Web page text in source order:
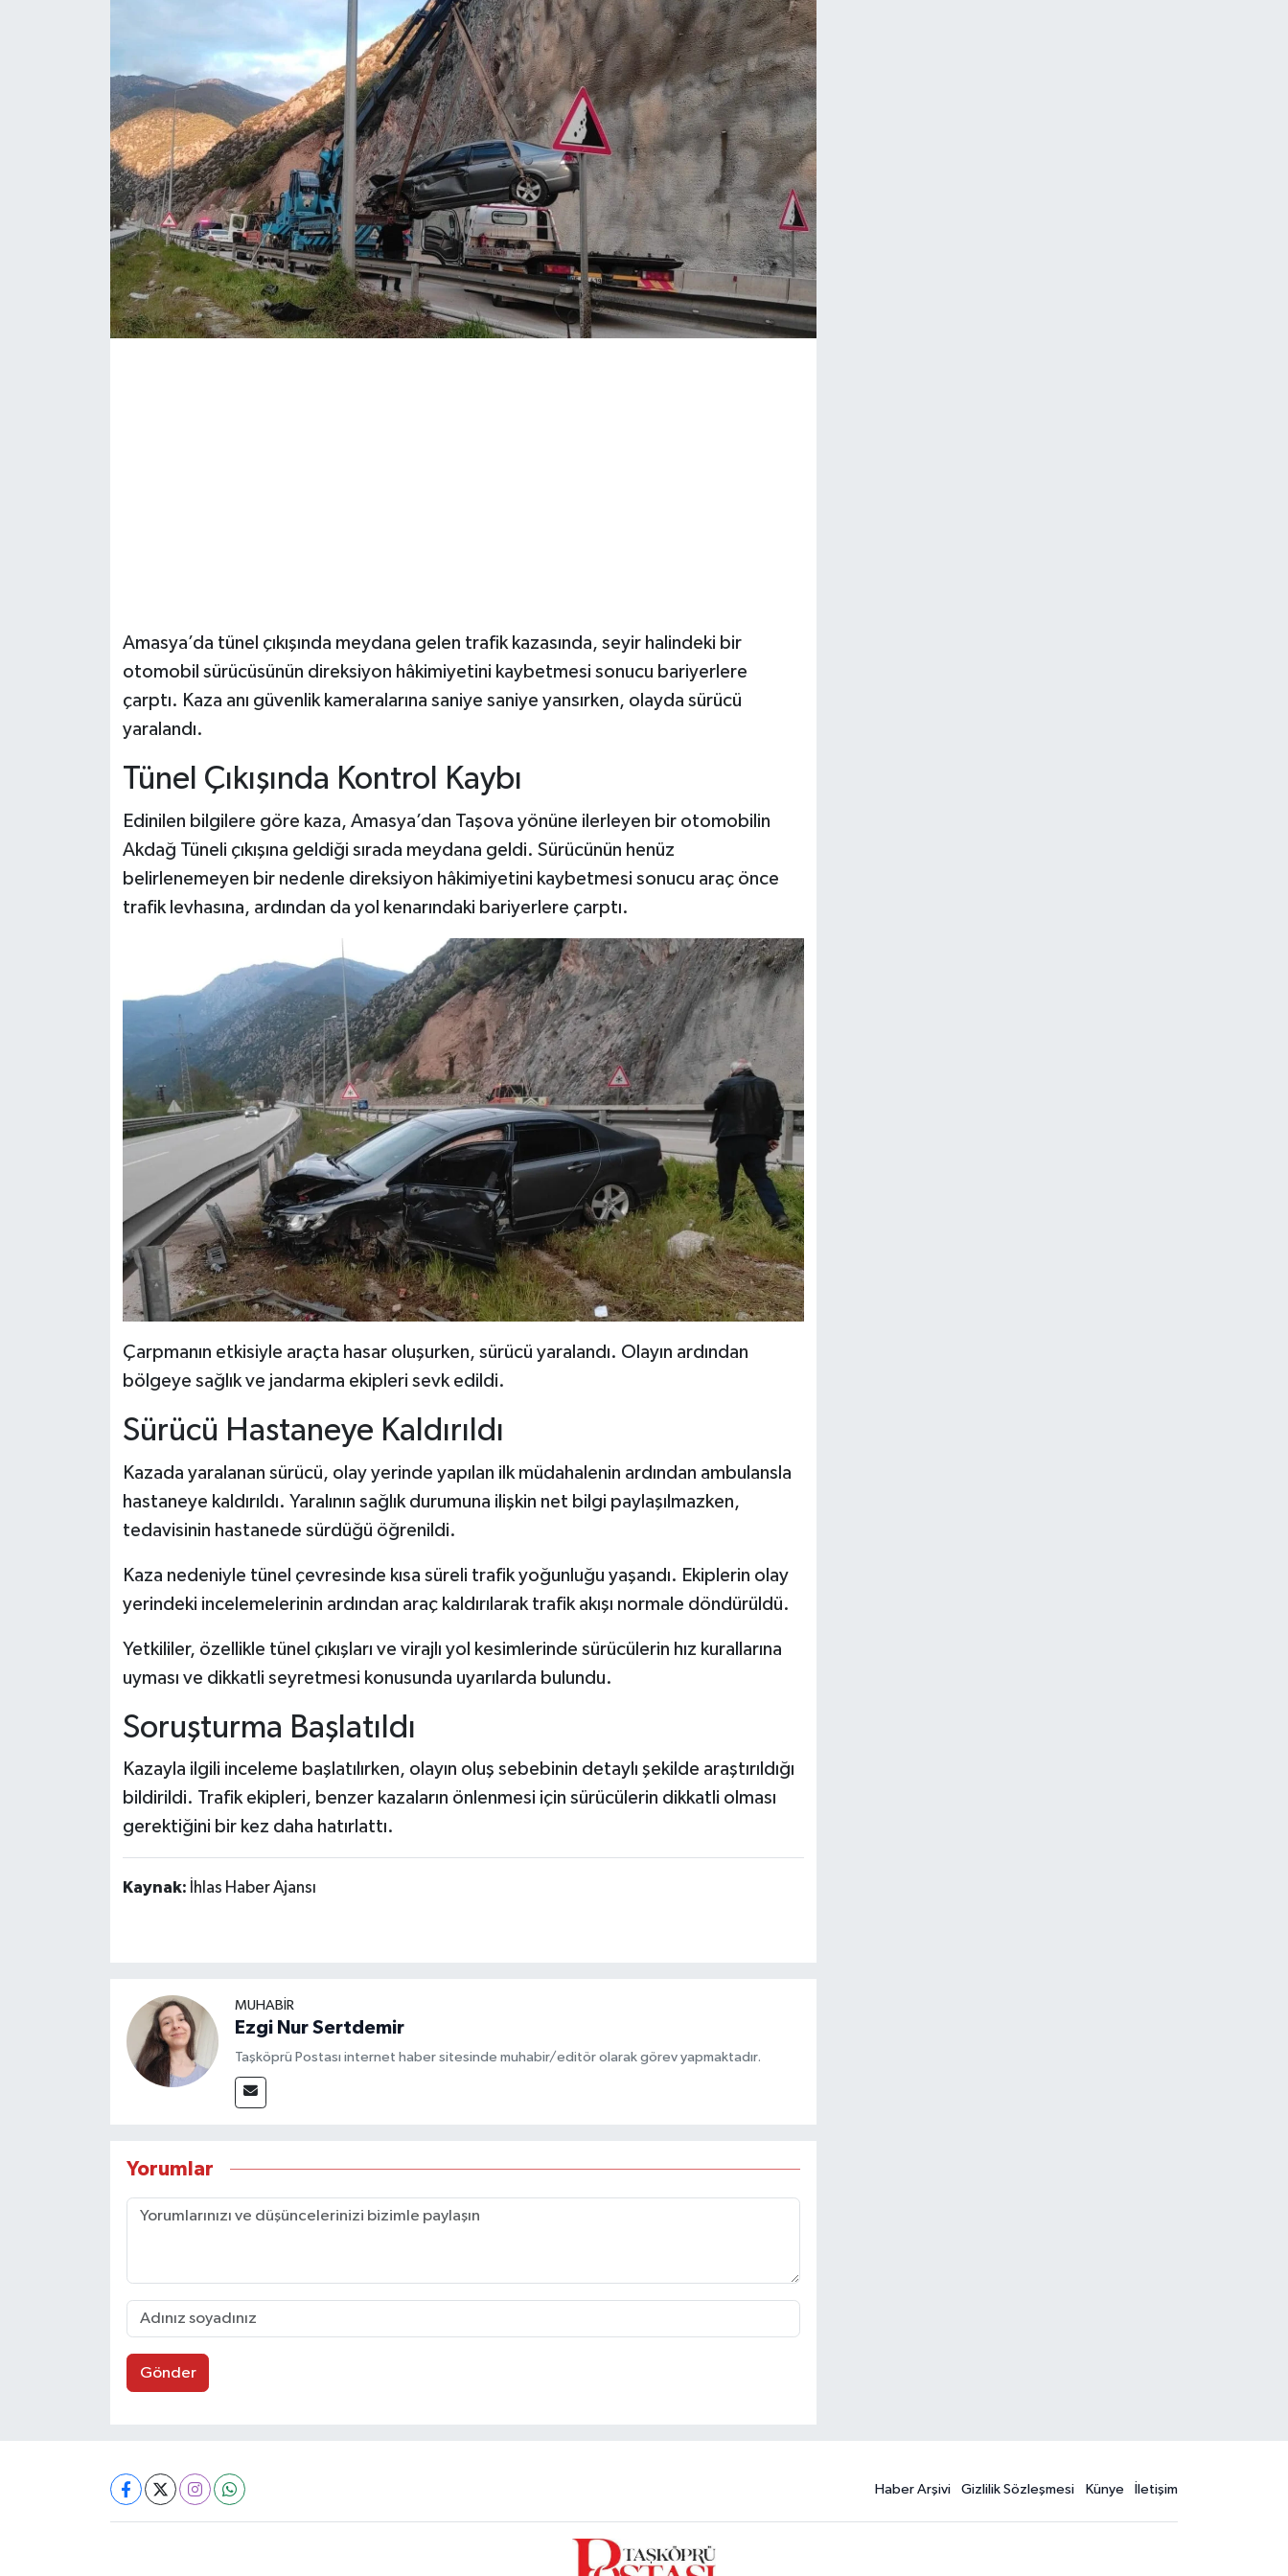
Amasya’da tünel çıkışında meydana gelen trafik kazasında, seyir halindeki bir
otomobil sürücüsünün direksiyon hâkimiyetini kaybetmesi sonucu bariyerlere
çarptı. Kaza anı güvenlik kameralarına saniye saniye yansırken, olayda sürücü
yaralandı.
Tünel Çıkışında Kontrol Kaybı
Edinilen bilgilere göre kaza, Amasya’dan Taşova yönüne ilerleyen bir otomobilin
Akdağ Tüneli çıkışına geldiği sırada meydana geldi. Sürücünün henüz
belirlenemeyen bir nedenle direksiyon hâkimiyetini kaybetmesi sonucu araç önce
trafik levhasına, ardından da yol kenarındaki bariyerlere çarptı.
Çarpmanın etkisiyle araçta hasar oluşurken, sürücü yaralandı. Olayın ardından
bölgeye sağlık ve jandarma ekipleri sevk edildi.
Sürücü Hastaneye Kaldırıldı
Kazada yaralanan sürücü, olay yerinde yapılan ilk müdahalenin ardından ambulansla
hastaneye kaldırıldı. Yaralının sağlık durumuna ilişkin net bilgi paylaşılmazken,
tedavisinin hastanede sürdüğü öğrenildi.
Kaza nedeniyle tünel çevresinde kısa süreli trafik yoğunluğu yaşandı. Ekiplerin olay
yerindeki incelemelerinin ardından araç kaldırılarak trafik akışı normale döndürüldü.
Yetkililer, özellikle tünel çıkışları ve virajlı yol kesimlerinde sürücülerin hız kurallarına
uyması ve dikkatli seyretmesi konusunda uyarılarda bulundu.
Soruşturma Başlatıldı
Kazayla ilgili inceleme başlatılırken, olayın oluş sebebinin detaylı şekilde araştırıldığı
bildirildi. Trafik ekipleri, benzer kazaların önlenmesi için sürücülerin dikkatli olması
gerektiğini bir kez daha hatırlattı.
Kaynak: İhlas Haber Ajansı
MUHABİR
Ezgi Nur Sertdemir
Taşköprü Postası internet haber sitesinde muhabir/editör olarak görev yapmaktadır.
Yorumlar
Gönder
Haber Arşivi Gizlilik Sözleşmesi Künye İletişim
Devrekani Haberleri
Doğanyurt Haberleri
Hanönü Haberleri
İhsangazi Haberleri
İnebolu Haberleri
Küre Haberleri
Karadeniz Haberleri
Ulusal Haberler
Teknoloji Haberleri
Siyaset Haberleri
Dünya Haberleri
Yerel Haberler